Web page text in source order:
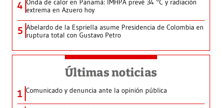
4 Onda de calor en Panamá: IMHPA prevé 34 °C y radiación
extrema en Azuero hoy
5 Abelardo de la Espriella asume Presidencia de Colombia en
ruptura total con Gustavo Petro
Últimas noticias
1 Comunicado y denuncia ante la opinión pública